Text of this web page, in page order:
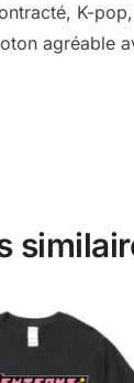
K-
agréable